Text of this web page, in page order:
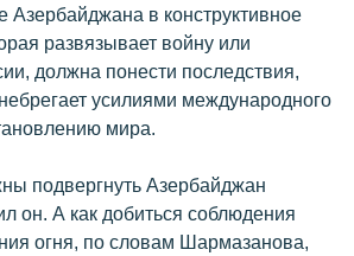
Азербайджана в конструктивное
развязывает войну или
должна понести последствия,
усилиями международного
мира.
подвергнуть Азербайджан
он. А как добиться соблюдения
огня, по словам Шармазанова,